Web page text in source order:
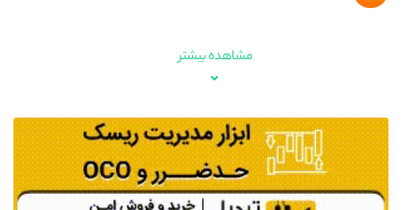
مشاهده بیشتر